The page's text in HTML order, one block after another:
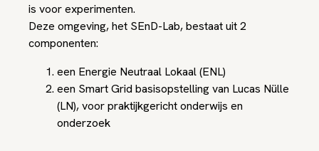
is voor experimenten.
Deze omgeving, het SEnD-Lab, bestaat uit 2
componenten:
een Energie Neutraal Lokaal (ENL)
een Smart Grid basisopstelling van Lucas Nülle
(LN), voor praktijkgericht onderwijs en
onderzoek